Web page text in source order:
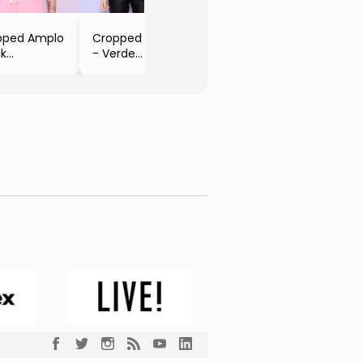
Amplo
Cropped Amplo
- Verde